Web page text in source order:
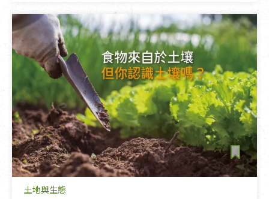
土地與生態